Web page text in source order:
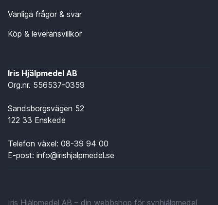
Vanliga frågor & svar
Köp & leveransvillkor
Iris Hjälpmedel AB
Org.nr. 556537-0359
Sandsborgsvägen 52
122 33 Enskede
Telefon växel: 08-39 94 00
E-post: info@irishjalpmedel.se
Iris Hjälpmedel AB – din webbshop för synhjälpmedel